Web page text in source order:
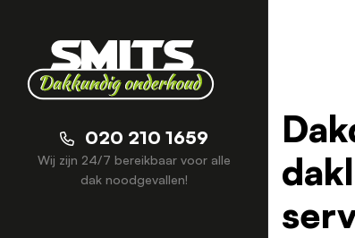
020 210 1659
Wij zijn 24/7 bereikbaar voor alle
dak noodgevallen!